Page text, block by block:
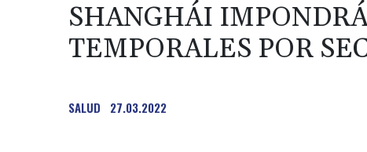
SHANGHÁI
TEMPORALES POR
SALUD 27.03.2022